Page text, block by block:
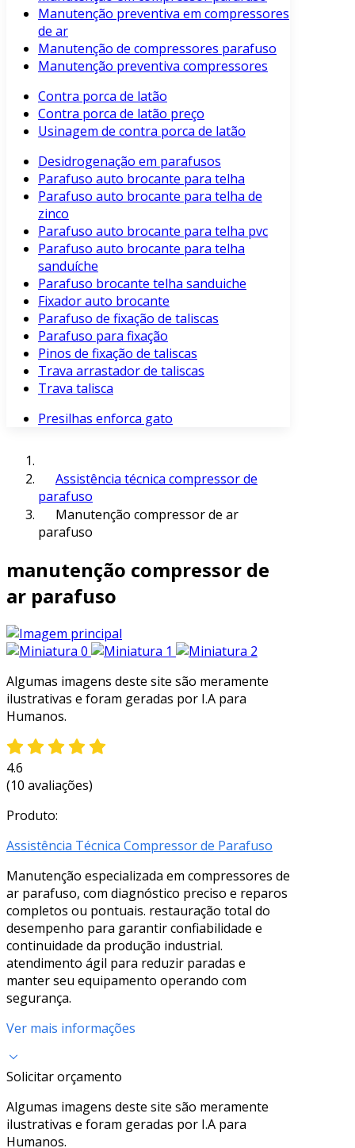
Manutenção preventiva em compressores
de ar
Manutenção de compressores parafuso
Manutenção preventiva compressores
Contra porca de latão
Contra porca de latão preço
Usinagem de contra porca de latão
Desidrogenação em parafusos
Parafuso auto brocante para telha
Parafuso auto brocante para telha de
zinco
Parafuso auto brocante para telha pvc
Parafuso auto brocante para telha
sanduíche
Parafuso brocante telha sanduiche
Fixador auto brocante
Parafuso de fixação de taliscas
Parafuso para fixação
Pinos de fixação de taliscas
Trava arrastador de taliscas
Trava talisca
Presilhas enforca gato
Assistência técnica compressor de
parafuso
Manutenção compressor de ar
parafuso
manutenção compressor de
ar parafuso
Algumas imagens deste site são meramente
ilustrativas e foram geradas por I.A para
Humanos.
4.6
(10 avaliações)
Produto:
Assistência Técnica Compressor de Parafuso
Manutenção especializada em compressores de
ar parafuso, com diagnóstico preciso e reparos
completos ou pontuais. restauração total do
desempenho para garantir confiabilidade e
continuidade da produção industrial.
atendimento ágil para reduzir paradas e
manter seu equipamento operando com
segurança.
Ver mais informações
Solicitar orçamento
Algumas imagens deste site são meramente
ilustrativas e foram geradas por I.A para
Humanos.